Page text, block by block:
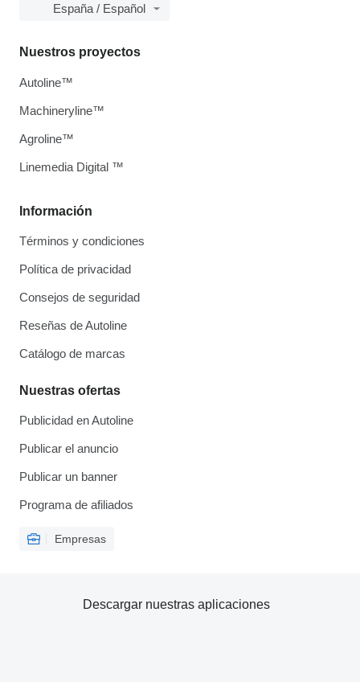
España / Español
Información
Términos y condiciones
Política de privacidad
Consejos de seguridad
Reseñas de Autoline
Catálogo de marcas
Nuestras ofertas
Publicidad en Autoline
Publicar el anuncio
Publicar un banner
Programa de afiliados
Empresas
Nuestros proyectos
Autoline™
Machineryline™
Agroline™
Linemedia Digital ™
Descargar nuestras aplicaciones